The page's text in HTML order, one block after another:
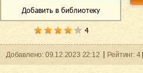
Добавить в библиотеку
4
Добавленo: 09.12.2023 22:12 Рейтинг: 4